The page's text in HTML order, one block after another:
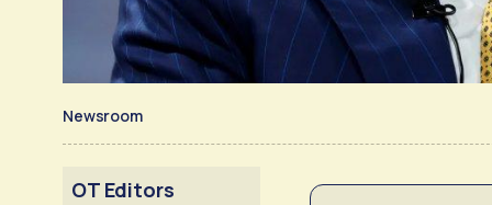
Newsroom
OT Editors